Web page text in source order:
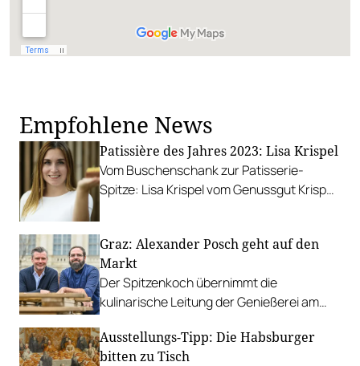
Empfohlene News
Patissière des Jahres 2023: Lisa Krispel
Vom Buschenschank zur Patisserie-
Spitze: Lisa Krispel vom Genussgut Krispel
Graz: Alexander Posch geht auf den
Markt
Der Spitzenkoch übernimmt die
kulinarische Leitung der Genießerei am
Ausstellungs-Tipp: Die Habsburger
bitten zu Tisch